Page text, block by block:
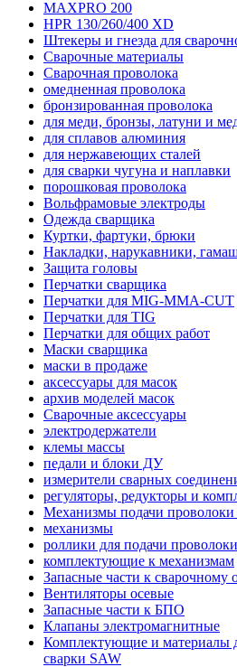
MAXPRO 200
HPR 130/260/400 XD
Штекеры и гнезда для
Сварочные материалы
Сварочная проволока
омедненная проволока
бронзированная проволока
для меди, бронзы, латуни и
для сплавов алюминия
для нержавеющих сталей
для сварки чугуна и наплавки
порошковая проволока
Вольфрамовые электроды
Одежда сварщика
Куртки, фартуки, брюки
Накладки, нарукавники,
Защита головы
Перчатки сварщика
Перчатки для MIG-MMA-CUT
Перчатки для TIG
Перчатки для общих работ
Маски сварщика
маски в продаже
аксессуары для масок
архив моделей масок
Сварочные аксессуары
электродержатели
клемы массы
педали и блоки ДУ
измерители сварных
регуляторы, редукторы и
Механизмы подачи
механизмы
роллики для подачи проволоки
комплектующие к механизмам
Запасные части к сварочному
Вентиляторы осевые
Запасные части к БПО
Клапаны электромагнитные
Комплектующие и материалы
сварки SAW